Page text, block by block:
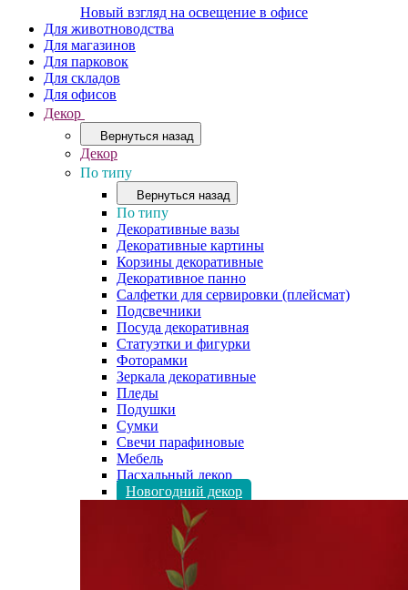
Новый взгляд на освещение в офисе
Для животноводства
Для магазинов
Для парковок
Для складов
Для офисов
Декор
Вернуться назад
Декор
По типу
Вернуться назад
По типу
Декоративные вазы
Декоративные картины
Корзины декоративные
Декоративное панно
Салфетки для сервировки (плейсмат)
Подсвечники
Посуда декоративная
Статуэтки и фигурки
Фоторамки
Зеркала декоративные
Пледы
Подушки
Сумки
Свечи парафиновые
Мебель
Пасхальный декор
Новогодний декор